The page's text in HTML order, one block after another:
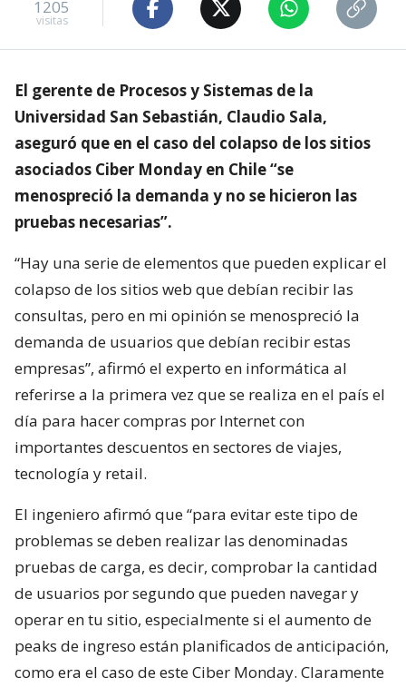
1205
visitas
El gerente de Procesos y Sistemas de la
Universidad San Sebastián, Claudio Sala,
aseguró que en el caso del colapso de los sitios
asociados Ciber Monday en Chile “se
menospreció la demanda y no se hicieron las
pruebas necesarias”.
“Hay una serie de elementos que pueden explicar el
colapso de los sitios web que debían recibir las
consultas, pero en mi opinión se menospreció la
demanda de usuarios que debían recibir estas
empresas”, afirmó el experto en informática al
referirse a la primera vez que se realiza en el país el
día para hacer compras por Internet con
importantes descuentos en sectores de viajes,
tecnología y retail.
El ingeniero afirmó que “para evitar este tipo de
problemas se deben realizar las denominadas
pruebas de carga, es decir, comprobar la cantidad
de usuarios por segundo que pueden navegar y
operar en tu sitio, especialmente si el aumento de
peaks de ingreso están planificados de anticipación,
como era el caso de este Ciber Monday. Claramente